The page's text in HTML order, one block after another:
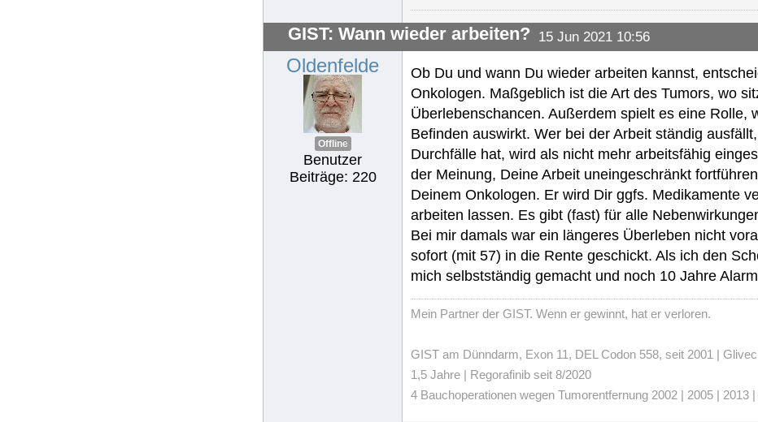
GIST: Wann wieder arbeiten? 15 Jun 2021 10:56
Oldenfelde
Offline
Benutzer
Beiträge: 220
Ob Du und wann Du wieder arbeiten kannst,
Onkologen. Maßgeblich ist die Art des Tumors, wo
Überlebenschancen. Außerdem spielt es eine Rolle,
Befinden auswirkt. Wer bei der Arbeit ständig
Durchfälle hat, wird als nicht mehr arbeitsfähig
der Meinung, Deine Arbeit uneingeschränkt
Deinem Onkologen. Er wird Dir ggfs. Medikamente
arbeiten lassen. Es gibt (fast) für alle
Bei mir damals war ein längeres Überleben nicht
sofort (mit 57) in die Rente geschickt. Als ich den
mich selbstständig gemacht und noch 10 Jahre
Mein Partner der GIST. Wenn er gewinnt, hat er verloren.
GIST am Dünndarm, Exon 11, DEL Codon 558, seit 2001 |
1,5 Jahre | Regorafinib seit 8/2020
4 Bauchoperationen wegen Tumorentfernung 2002 | 2005 | 2013